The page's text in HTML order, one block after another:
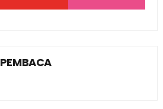
PEMBACA